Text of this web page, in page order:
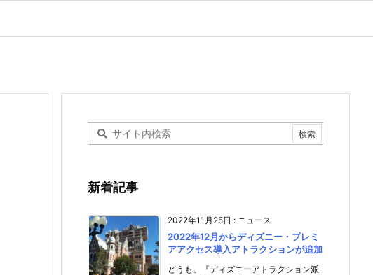
新着記事
2022年11月25日 : ニュース
2022年12月からディズニー・プレミ
アアクセス導入アトラクションが追加
どうも。『ディズニーアトラクション派